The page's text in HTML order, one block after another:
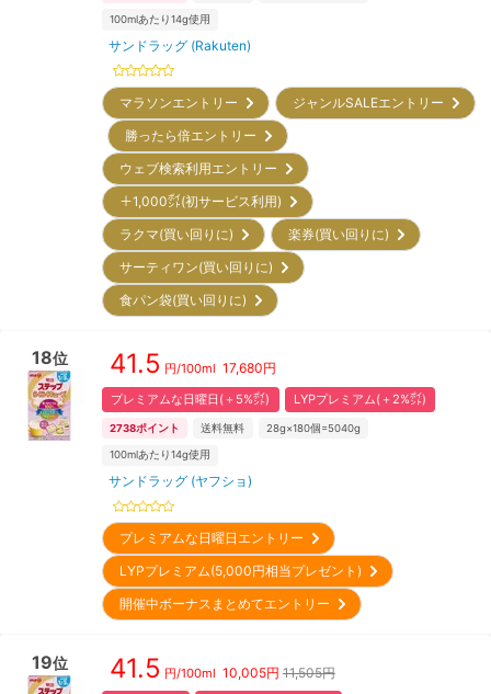
100mlあたり14g使用
サンドラッグ (Rakuten)
マラソンエントリー
ジャンルSALEエントリー
勝ったら倍エントリー
ウェブ検索利用エントリー
＋1,000㌽(初サービス利用)
ラクマ(買い回りに)
楽券(買い回りに)
サーティワン(買い回りに)
食パン袋(買い回りに)
18位 41.5 円/100ml 17,680円
プレミアムな日曜日(＋5%㌽) LYPプレミアム(＋2%㌽)
2738ポイント 送料無料 28g×180個=5040g
100mlあたり14g使用
サンドラッグ (ヤフショ)
プレミアムな日曜日エントリー
LYPプレミアム(5,000円相当プレゼント)
開催中ボーナスまとめてエントリー
19位 41.5 円/100ml 10,005円 11,505円